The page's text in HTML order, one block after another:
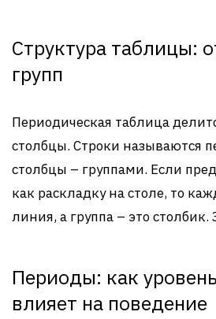
Структура таблицы:
групп
Периодическая таблица
столбцы. Строки называются
столбцы – группами. Если
как раскладку на столе, то
линия, а группа – это столбик.
Периоды: как
влияет на поведение